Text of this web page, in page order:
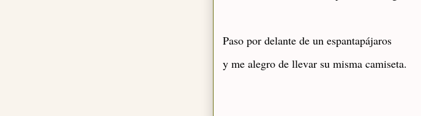
Paso por delante de un espantapájaros
y me alegro de llevar su misma camiseta.